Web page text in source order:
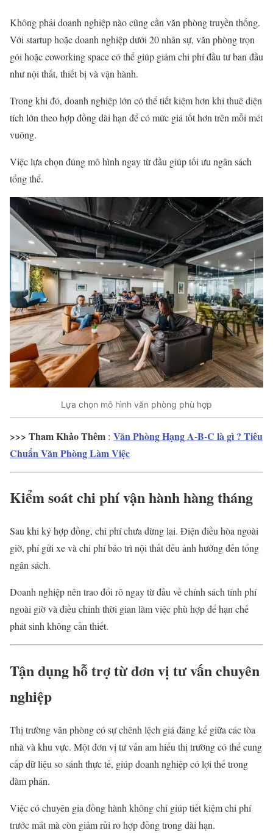
Không phải doanh nghiệp nào cũng cần văn phòng truyền thống.
Với startup hoặc doanh nghiệp dưới 20 nhân sự, văn phòng trọn
gói hoặc coworking space có thể giúp giảm chi phí đầu tư ban đầu
như nội thất, thiết bị và vận hành.
Trong khi đó, doanh nghiệp lớn có thể tiết kiệm hơn khi thuê diện
tích lớn theo hợp đồng dài hạn để có mức giá tốt hơn trên mỗi mét
vuông.
Việc lựa chọn đúng mô hình ngay từ đầu giúp tối ưu ngân sách
tổng thể.
Lựa chọn mô hình văn phòng phù hợp
>>> Tham Khảo Thêm : Văn Phòng Hạng A-B-C là gì ? Tiêu
Chuẩn Văn Phòng Làm Việc
Kiểm soát chi phí vận hành hàng tháng
Sau khi ký hợp đồng, chi phí chưa dừng lại. Điện điều hòa ngoài
giờ, phí gửi xe và chi phí bảo trì nội thất đều ảnh hưởng đến tổng
ngân sách.
Doanh nghiệp nên trao đổi rõ ngay từ đầu về chính sách tính phí
ngoài giờ và điều chỉnh thời gian làm việc phù hợp để hạn chế
phát sinh không cần thiết.
Tận dụng hỗ trợ từ đơn vị tư vấn chuyên
nghiệp
Thị trường văn phòng có sự chênh lệch giá đáng kể giữa các tòa
nhà và khu vực. Một đơn vị tư vấn am hiểu thị trường có thể cung
cấp dữ liệu so sánh thực tế, giúp doanh nghiệp có lợi thế trong
đàm phán.
Việc có chuyên gia đồng hành không chỉ giúp tiết kiệm chi phí
trước mắt mà còn giảm rủi ro hợp đồng trong dài hạn.